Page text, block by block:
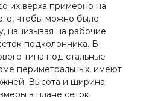
их верха примерно на
чтобы можно было
нанизывая на рабочие
подколонника. В
типа под стальные
перимет­ральных, имеют
Высота и ширина
в плане сеток